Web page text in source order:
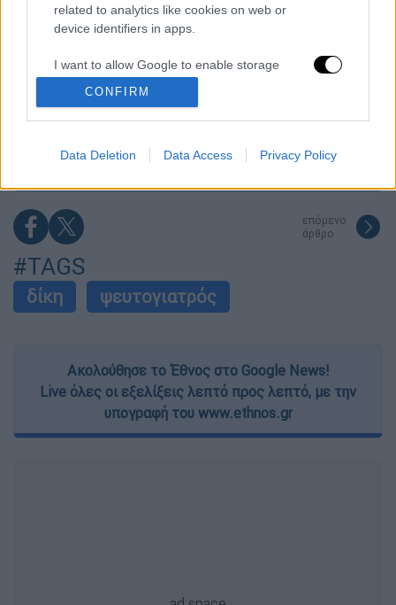
related to analytics like cookies on web or
device identifiers in apps.
I want to allow Google to enable storage
related to functionality of the website or app.
I want to allow Google to enable storage
related to security, including authentication
functionality and fraud prevention, and other
user protection.
CONFIRM
Data Deletion Data Access Privacy Policy
κατηγορούμενη που αρνείται κάθε εμπλοκή
επόμενο
άρθρο
#TAGS
δίκη ψευτογιατρός
Ακολούθησε το Έθνος στο Google News!
Live όλες οι εξελίξεις λεπτό προς λεπτό, με την
υπογραφή του www.ethnos.gr